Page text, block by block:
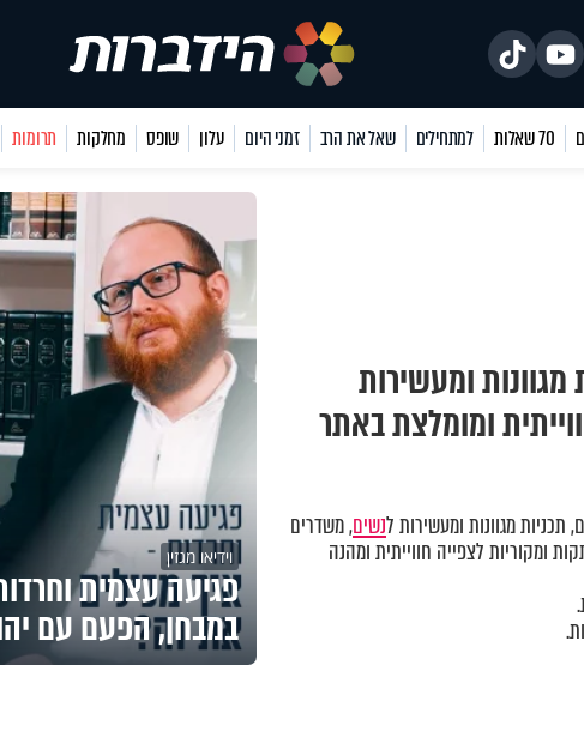
70 שאלות למתחילים שאל את הרב זמני היום עלון שופס מחלקות תרומות
ומעשירות
ומומלצת באתר
מגוונות ומעשירות לנשים, משדרים
ומקוריות לצפייה חווייתית ומהנה
וידיאו מגזין
פגיעה עצמית
במבחן, הפעם עם